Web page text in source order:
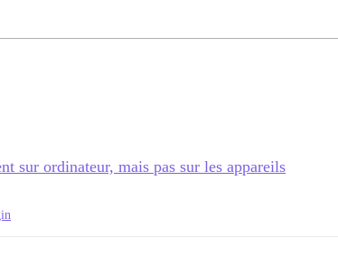
sur ordinateur, mais pas sur les appareils